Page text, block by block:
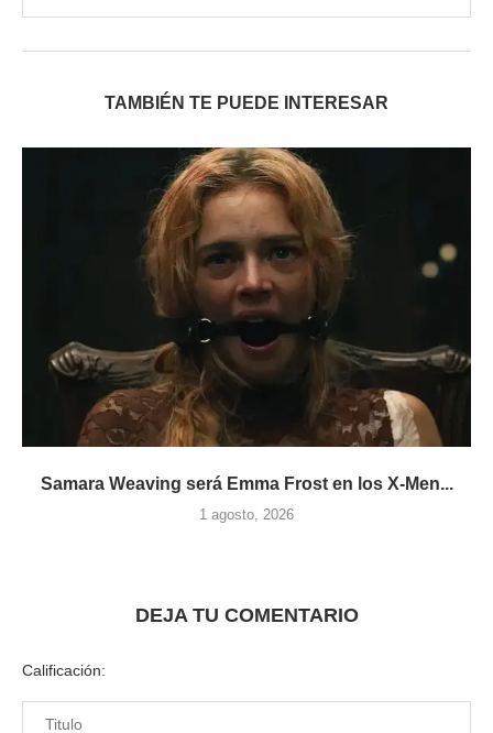
TAMBIÉN TE PUEDE INTERESAR
Samara Weaving será Emma Frost en los X-Men...
1 agosto, 2026
DEJA TU COMENTARIO
Calificación: